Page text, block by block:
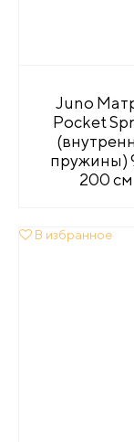
Juno
Pocket
пружины)
200 см
В избранное